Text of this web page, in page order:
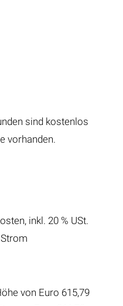
sind kostenlos
vorhanden.
inkl. 20 % USt.
von Euro 615,79